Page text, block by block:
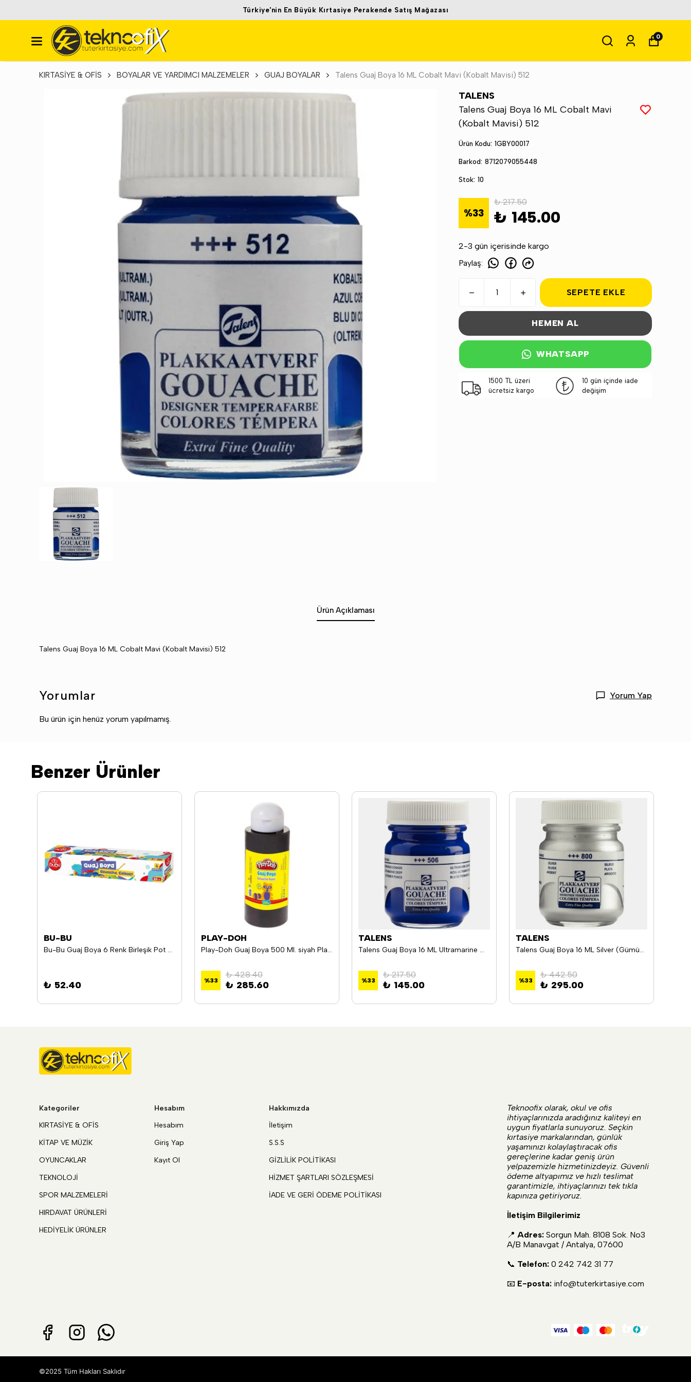
Türkiye'nin En Büyük Kırtasiye Perakende Satış Mağazası
0
KIRTASİYE & OFİS BOYALAR VE YARDIMCI MALZEMELER GUAJ BOYALAR Talens Guaj Boya 16 ML Cobalt Mavi (Kobalt Mavisi) 512
TALENS
Talens Guaj Boya 16 ML Cobalt Mavi
(Kobalt Mavisi) 512
Ürün Kodu: 1GBY00017
Barkod: 8712079055448
Stok: 10
%33
₺ 217.50
₺ 145.00
2-3 gün içerisinde kargo
Paylaş:
SEPETE EKLE
HEMEN AL
WHATSAPP
1500 TL üzeri
ücretsiz kargo
10 gün içinde iade
değişim
Ürün Açıklaması
Talens Guaj Boya 16 ML Cobalt Mavi (Kobalt Mavisi) 512
Yorumlar Yorum Yap
Bu ürün için henüz yorum yapılmamış.
Benzer Ürünler
BU-BU
Bu-Bu Guaj Boya 6 Renk Birleşik Pot 20Ml. Bubu-Gua002
₺ 52.40
PLAY-DOH
Play-Doh Guaj Boya 500 Ml. siyah Play-Gu008
%33
₺ 428.40
₺ 285.60
TALENS
Talens Guaj Boya 16 ML Ultramarine Mavi (Ultramarin Mavisi) 506
%33
₺ 217.50
₺ 145.00
TALENS
Talens Guaj Boya 16 ML Silver (Gümüş) 800
%33
₺ 442.50
₺ 295.00
Kategoriler
KIRTASİYE & OFİS
KİTAP VE MÜZİK
OYUNCAKLAR
TEKNOLOJİ
SPOR MALZEMELERİ
HIRDAVAT ÜRÜNLERİ
HEDİYELİK ÜRÜNLER
Hesabım
Hesabım
Giriş Yap
Kayıt Ol
Hakkımızda
İletişim
S.S.S
GİZLİLİK POLİTİKASI
HİZMET ŞARTLARI SÖZLEŞMESİ
İADE VE GERİ ÖDEME POLİTİKASI
Teknoofix olarak, okul ve ofis
ihtiyaçlarınızda aradığınız kaliteyi en
uygun fiyatlarla sunuyoruz. Seçkin
kırtasiye markalarından, günlük
yaşamınızı kolaylaştıracak ofis
gereçlerine kadar geniş ürün
yelpazemizle hizmetinizdeyiz. Güvenli
ödeme altyapımız ve hızlı teslimat
garantimizle, ihtiyaçlarınızı tek tıkla
kapınıza getiriyoruz.
İletişim Bilgilerimiz
📍 Adres: Sorgun Mah. 8108 Sok. No3
A/B Manavgat / Antalya, 07600
📞 Telefon: 0 242 742 31 77
📧 E-posta: info@tuterkirtasiye.com
©2025 Tüm Hakları Saklıdır